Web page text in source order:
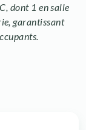
dont 1 en salle
garantissant